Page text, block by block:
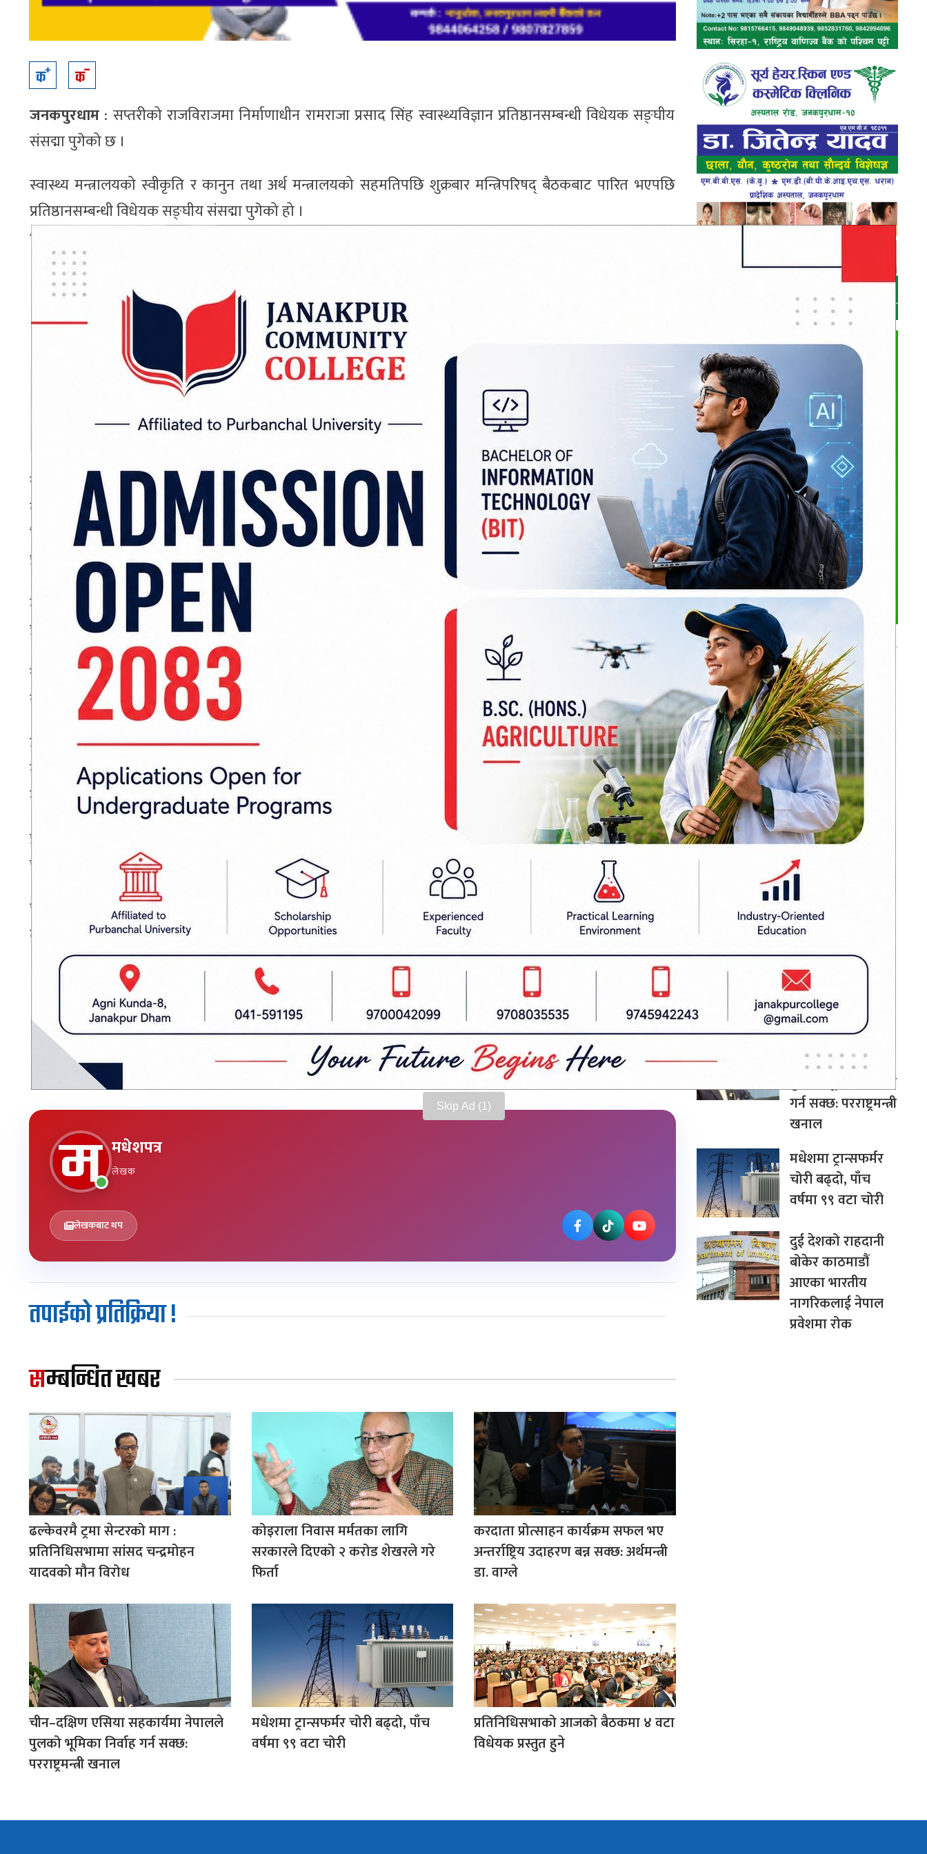
Skip Ad
जनकपुरधाम : सप्तरीको राजविराजमा निर्माणाधीन रामराजा प्रसाद सिंह स्वास्थ्यविज्ञान प्रतिष्ठानसम्बन्धी विधेयक सङ्घीय
संसद्मा पुगेको छ ।
स्वास्थ्य मन्त्रालयको स्वीकृति र कानुन तथा अर्थ मन्त्रालयको सहमतिपछि शुक्रबार मन्त्रिपरिषद् बैठकबाट पारित भएपछि
प्रतिष्ठानसम्बन्धी विधेयक सङ्घीय संसद्मा पुगेको हो ।
ADVERTISEMENT
सङ्घीय संसद्बाट पारित भएपछि गठन आदेशबाट स्थापित प्रतिष्ठानका लागि चिकित्साशास्त्रतर्फ विभिन्न विषय पठनपाठन
गराउने बाटो खुला हुनेछ । कानुनी व्यवस्था तथा भौतिक पूर्वाधारका लागि आर्थिक स्रोत सुनिश्चित नगरीकनै गत आम
निर्वाचनअघि स्थापना गरिएको भनी बोर्ड झुन्ड्याइको प्रतिष्ठानलाई कानुनी संस्था बनाउन जनमत पार्टीका अध्यक्ष एवम्
प्रतिनिधिसभा सदस्य डा.सिके राउतको पहलमा गठन आदेश जारी गरिएको थियो ।
जनमत अध्यक्ष डा.राउतकै अगुवाइमा अहिले प्रतिष्ठानसम्बन्धी विधेयक संसद्को दैलोमा पुगेको हो । संसद्बाट पारित भएपछि
प्रतिष्ठान विभिन्न निर्धारित विषयमा अध्यापन गर्ने औपचारिक संस्थामा परिणत हुनेछ ।
रामराजा प्रसाद सिंह स्वास्थ्यविज्ञान प्रतिष्ठान पूर्वाधार तयार समितिका अध्यक्ष डा.पशुपति चौधरीले प्रतिष्ठान विधेयकले ऐनको
रूप लिएपछि चिकित्साशस्त्रतर्फ स्नातकोत्तर र नर्सिङतर्फ स्नातक तहको पठनपाठन सुरु गर्नेगरी तयारी भइरहेको बताए ।
उनले नर्सिङतर्फ स्नातक तहसँगै राजविराजस्थित गजेन्द्रनारायण सिंह अस्पतालमा विद्यमान फ्याकल्टीलाई उपयोग गरी
मेडिसिन, सर्जरी, स्त्री तथा प्रसूति रोग र हाडजोर्नी विषयमा आगामी शैक्षिक सत्रबाट स्नातकोत्तर पढाउने गरी तयारी थालिएको
जानकारी दिए ।
प्रतिष्ठानको भौतिक पूर्वाधारलाई पूर्णता दिन ३० अर्बको गुरुयोजना बनाइएको छ । चालू आर्थिक वर्षमा भने प्रतिष्ठानको
पूर्वाधार विकासका लागि सङ्घ सरकारले ४० करोड र मधेश प्रदेश सरकारले ४ करोड रुपैयाँ विनियोजन गरेको छ ।
पूर्वाधार विकासका ६४ वटा कम्पोनेन्टमध्ये एउटा महत्त्वपूर्ण कम्पोनेन्ट पहिचान गरी मधेश सरकारद्वारा विनियोजित रकमबाट
तत्काल निर्माण कार्य सुरु गर्न टेन्डर गरिएको पूर्वाधार विकास कार्यालय सप्तरीका प्रमुख प्रवीण अधिकारीले बताए ।
प्रकाशित मिति: २०८१ माघ १९, शनिबार १४:३९
रामराजा प्रसाद स्वास्थ्य विज्ञान प्रतिष्ठान
मधेशपत्र
लेखक
लेखकबाट थप
तपाईको प्रतिक्रिया !
सम्बन्धित खबर
ढल्केवरमै ट्रमा सेन्टरको माग :
प्रतिनिधिसभामा सांसद चन्द्रमोहन
यादवको मौन विरोध
कोइराला निवास मर्मतका लागि
सरकारले दिएको २ करोड शेखरले गरे
फिर्ता
करदाता प्रोत्साहन कार्यक्रम सफल भए
अन्तर्राष्ट्रिय उदाहरण बन्न सक्छ: अर्थमन्त्री
डा. वाग्ले
चीन–दक्षिण एसिया सहकार्यमा नेपालले
पुलको भूमिका निर्वाह गर्न सक्छ:
परराष्ट्रमन्त्री खनाल
मधेशमा ट्रान्सफर्मर चोरी बढ्दो, पाँच
वर्षमा ९९ वटा चोरी
प्रतिनिधिसभाको आजको बैठकमा ४ वटा
विधेयक प्रस्तुत हुने
भर्खरै
ढल्केवरमै ट्रमा
सेन्टरको माग :
प्रतिनिधिसभामा
सांसद चन्द्रमोहन
यादवको मौन विरोध
कोइराला निवास
मर्मतका लागि
सरकारले दिएको २
करोड शेखरले गरे
फिर्ता
करदाता प्रोत्साहन
अन्तर्राष्ट्रिय उदाहरण
बन्न सक्छ: अर्थमन्त्री
डा. वाग्ले
चीन–दक्षिण एसिया
सहकार्यमा नेपालले
पुलको भूमिका निर्वाह
गर्न सक्छ: परराष्ट्रमन्त्री
खनाल
मधेशमा ट्रान्सफर्मर
चोरी बढ्दो, पाँच
वर्षमा ९९ वटा चोरी
दुई देशको राहदानी
बोकेर काठमाडौं
आएका भारतीय
नागरिकलाई नेपाल
प्रवेशमा रोक